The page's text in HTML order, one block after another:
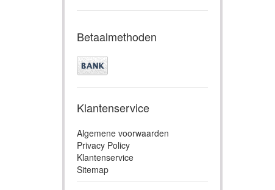
Betaalmethoden
Klantenservice
Algemene voorwaarden
Privacy Policy
Klantenservice
Sitemap